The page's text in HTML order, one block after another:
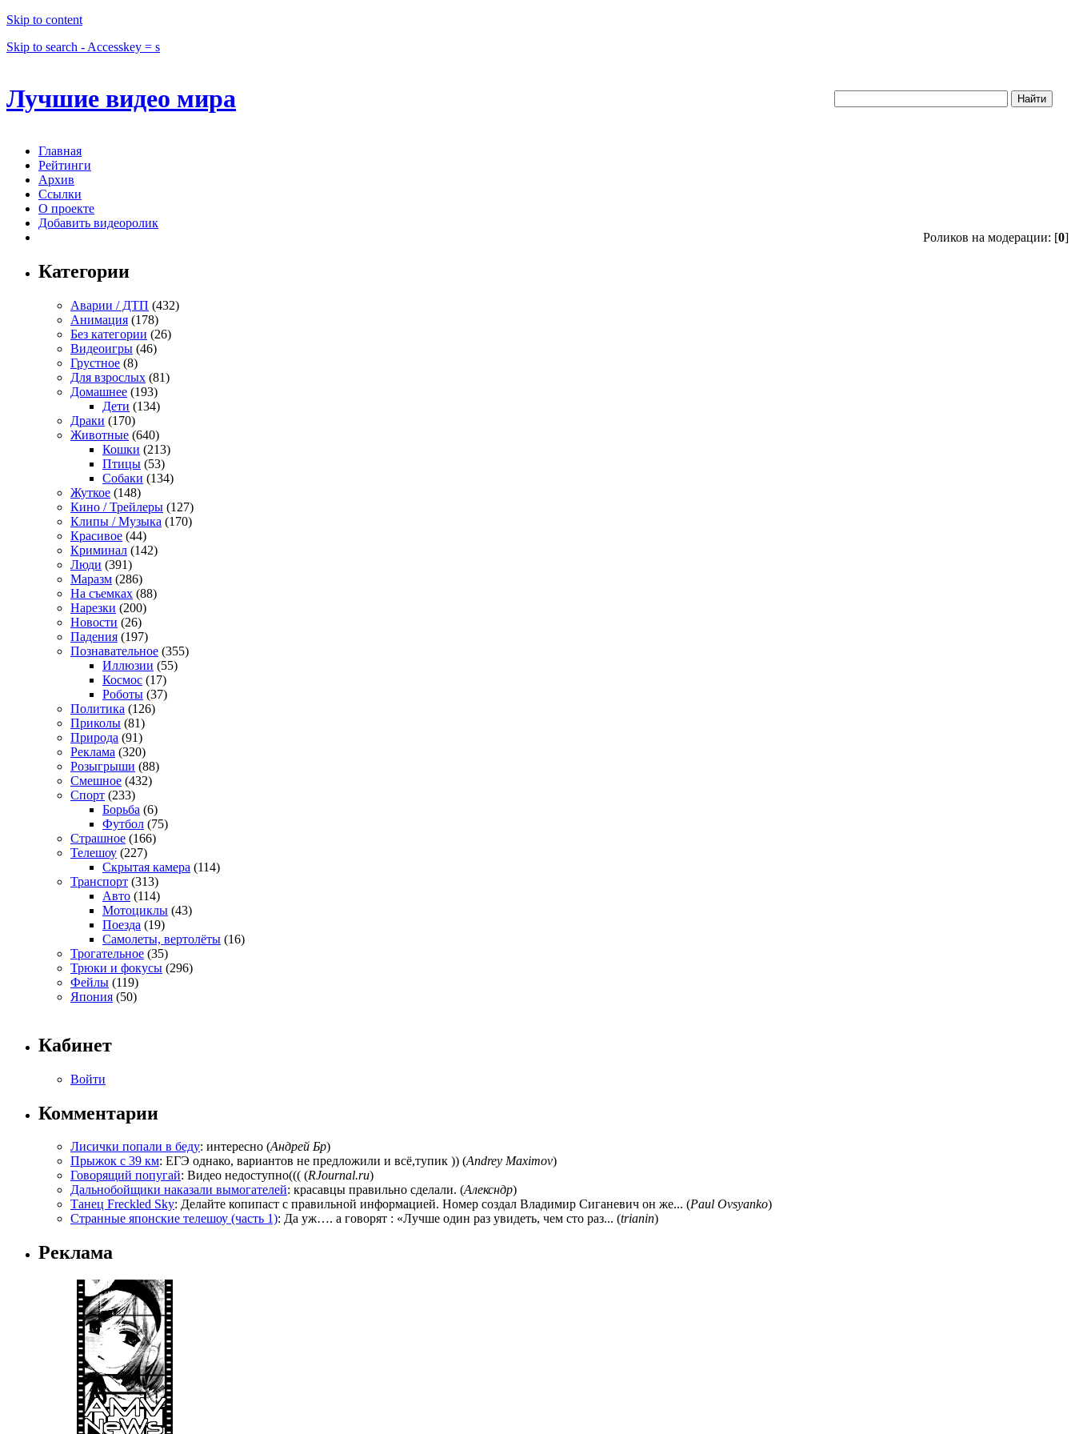
Skip to content
Skip to search - Accesskey = s
Лучшие видео мира
Главная
Рейтинги
Архив
Ссылки
О проекте
Добавить видеоролик
Роликов на модерации: [0]
Категории
Аварии / ДТП (432)
Анимация (178)
Без категории (26)
Видеоигры (46)
Грустное (8)
Для взрослых (81)
Домашнее (193)
Дети (134)
Драки (170)
Животные (640)
Кошки (213)
Птицы (53)
Собаки (134)
Жуткое (148)
Кино / Трейлеры (127)
Клипы / Музыка (170)
Красивое (44)
Криминал (142)
Люди (391)
Маразм (286)
На съемках (88)
Нарезки (200)
Новости (26)
Падения (197)
Познавательное (355)
Иллюзии (55)
Космос (17)
Роботы (37)
Политика (126)
Приколы (81)
Природа (91)
Реклама (320)
Розыгрыши (88)
Смешное (432)
Спорт (233)
Борьба (6)
Футбол (75)
Страшное (166)
Телешоу (227)
Скрытая камера (114)
Транспорт (313)
Авто (114)
Мотоциклы (43)
Поезда (19)
Самолеты, вертолёты (16)
Трогательное (35)
Трюки и фокусы (296)
Фейлы (119)
Япония (50)
Кабинет
Войти
Комментарии
Лисички попали в беду: интересно (Андрей Бр)
Прыжок с 39 км: ЕГЭ однако, вариантов не предложили и всё,тупик )) (Andrey Maximov)
Говорящий попугай: Видео недоступно((( (RJournal.ru)
Дальнобойщики наказали вымогателей: красавцы правильно сделали. (Алексндр)
Танец Freckled Sky: Делайте копипаст с правильной информацией. Номер создал Владимир Сиганевич он же... (Paul Ovsyanko)
Странные японские телешоу (часть 1): Да уж…. а говорят : «Лучше один раз увидеть, чем сто раз... (trianin)
Реклама